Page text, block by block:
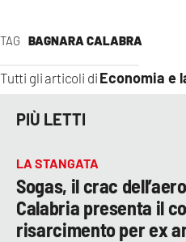
TAG BAGNARA CALABRA
Tutti gli articoli di Economia e
PIÙ LETTI
LA STANGATA
Sogas, il crac
Calabria presenta il
risarcimento per ex